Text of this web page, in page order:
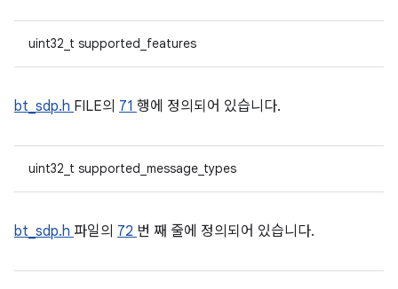
uint32_t supported_features
bt_sdp.h FILE의 71 행에 정의되어 있습니다.
uint32_t supported_message_types
bt_sdp.h 파일의 72 번 째 줄에 정의되어 있습니다.